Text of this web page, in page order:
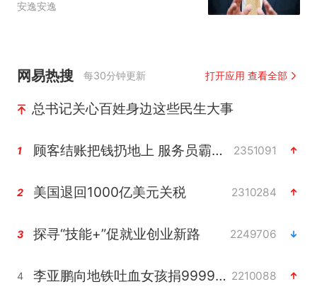
安逸安逸
网易热搜 每30分钟更新 打开应用 查看全部
总书记关心百姓身边这些民生大事
1 顾客结账把钱扔地上 服务员霸气扔回 2351091
2 美国退回1000亿美元关税 2310284
3 探寻“技能+”促就业创业新路 2249706
4 李亚鹏向地铁吐血女孩捐99999元 2210088